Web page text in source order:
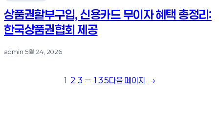
상품권할부구입, 신용카드 무이자 혜택 총정리:
한국상품권협회 제공
admin·5월 24, 2026
1 2 3 … 135다음 페이지 →